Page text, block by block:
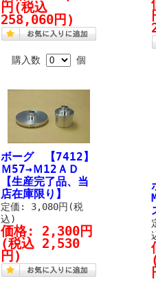
円 (税込
258,060円)
購入数 個
ボーグ 【7412】
Ｍ57→Ｍ12ＡＤ
【生産完了品、当
店在庫限り】
定価: 3,080円(税
込)
価格: 2,300円
(税込 2,530
円)